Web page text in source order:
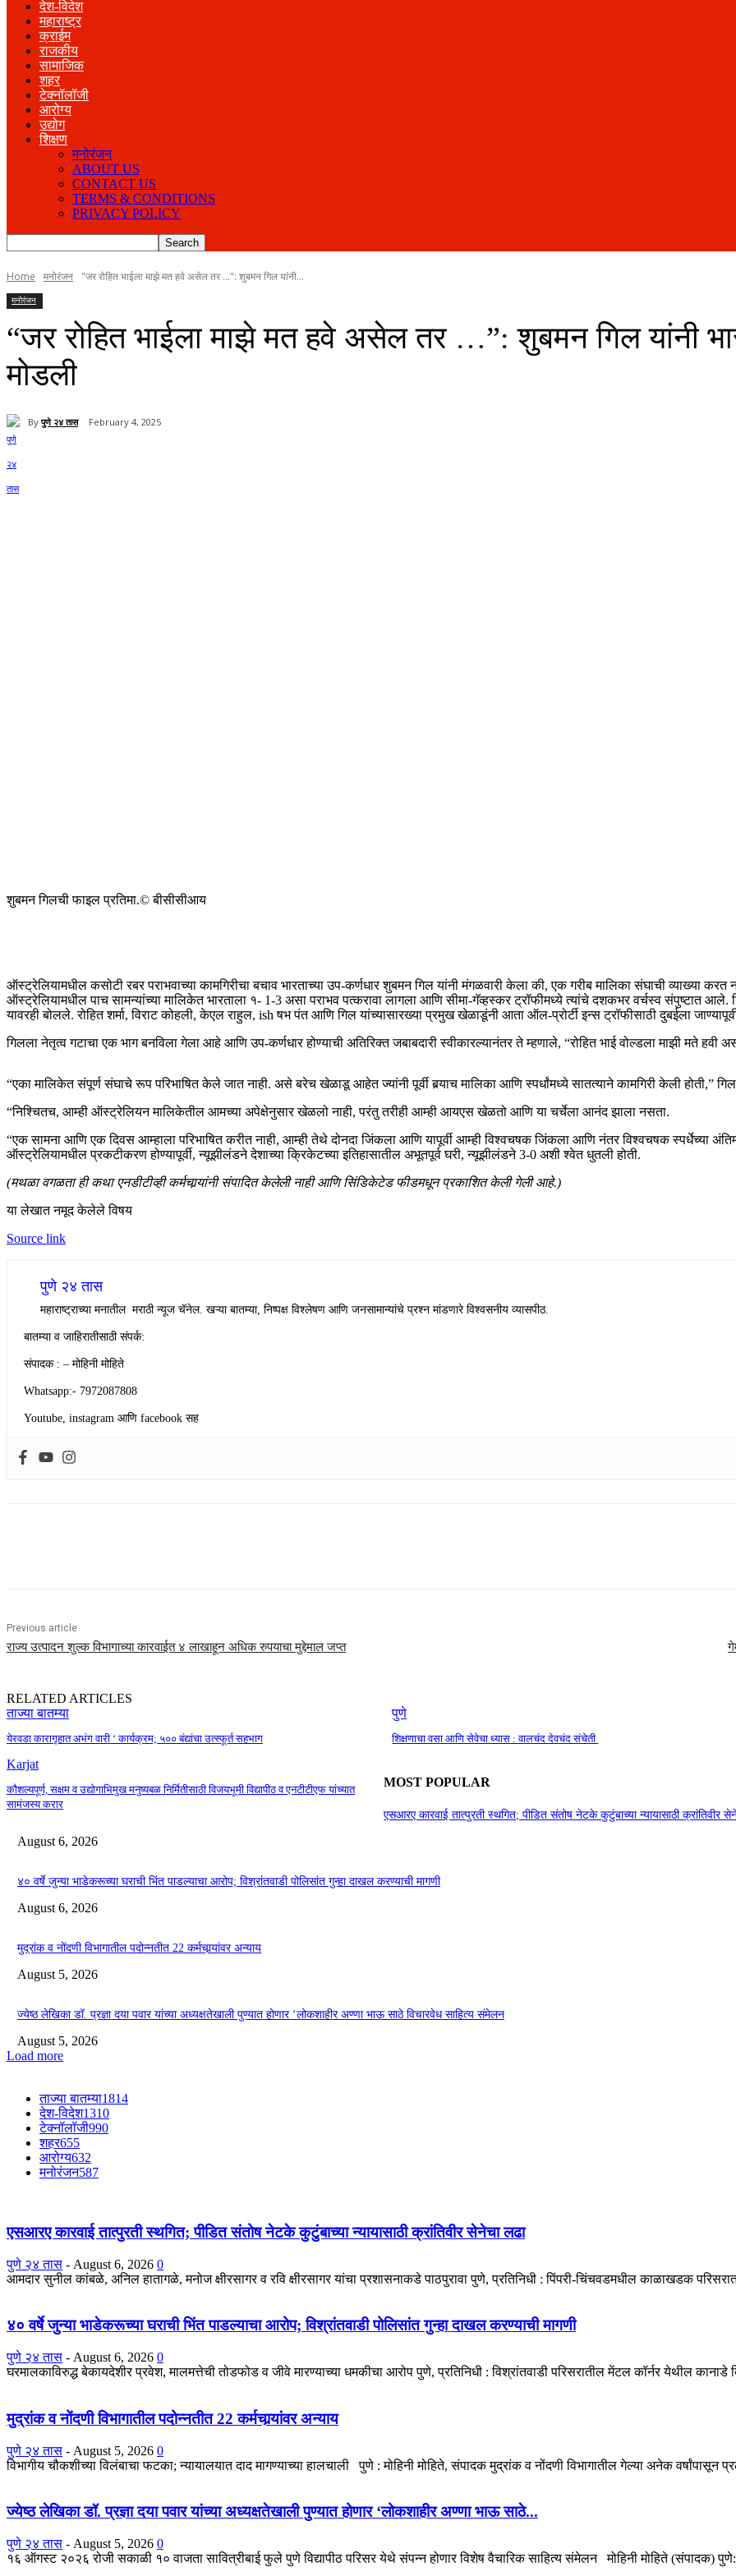
देश-विदेश
महाराष्ट्र
क्राईम
राजकीय
सामाजिक
शहर
टेक्नॉलॉजी
आरोग्य
उद्योग
शिक्षण
मनोरंजन
ABOUT US
CONTACT US
TERMS & CONDITIONS
PRIVACY POLICY
Home मनोरंजन "जर रोहित भाईला माझे मत हवे असेल तर ...": शुबमन गिल यांनी...
मनोरंजन
“जर रोहित भाईला माझे मत हवे असेल तर …”: शुबमन गिल यांनी
मोडली
By पुणे २४ तास February 4, 2025
शुबमन गिलची फाइल प्रतिमा.© बीसीसीआय
ऑस्ट्रेलियामधील कसोटी रबर पराभवाच्या कामगिरीचा बचाव भारताच्या उप-कर्णधार शुबमन गिल यांनी मंगळवारी केला की, एक गरीब मालिका संघाची व्याख्या
ऑस्ट्रेलियामधील पाच सामन्यांच्या मालिकेत भारताला १- 1-3 असा पराभव पत्करावा लागला आणि सीमा-गॅव्हस्कर ट्रॉफीमध्ये त्यांचे दशकभर वर्चस्व संपुष्टात
यावरही बोलले. रोहित शर्मा, विराट कोहली, केएल राहुल, ish षभ पंत आणि गिल यांच्यासारख्या प्रमुख खेळाडूंनी आता ऑल-प्रोर्टी इन्स ट्रॉफीसाठी दुबईला
गिलला नेतृत्व गटाचा एक भाग बनविला गेला आहे आणि उप-कर्णधार होण्याची अतिरिक्त जबाबदारी स्वीकारल्यानंतर ते म्हणाले, “रोहित भाई वोल्डला माझी मते हवी
“एका मालिकेत संपूर्ण संघाचे रूप परिभाषित केले जात नाही. असे बरेच खेळाडू आहेत ज्यांनी पूर्वी बर्‍याच मालिका आणि स्पर्धांमध्ये सातत्याने कामगिरी केली होती,” गिल
“निश्चितच, आम्ही ऑस्ट्रेलियन मालिकेतील आमच्या अपेक्षेनुसार खेळलो नाही, परंतु तरीही आम्ही आयएस खेळतो आणि या चर्चेला आनंद झाला नसता.
“एक सामना आणि एक दिवस आम्हाला परिभाषित करीत नाही, आम्ही तेथे दोनदा जिंकला आणि यापूर्वी आम्ही विश्वचषक जिंकला आणि नंतर विश्वचषक स्पर्धेच्या
ऑस्ट्रेलियामधील प्रकटीकरण होण्यापूर्वी, न्यूझीलंडने देशाच्या क्रिकेटच्या इतिहासातील अभूतपूर्व घरी, न्यूझीलंडने 3-0 अशी श्वेत धुतली होती.
(मथळा वगळता ही कथा एनडीटीव्ही कर्मचार्‍यांनी संपादित केलेली नाही आणि सिंडिकेटेड फीडमधून प्रकाशित केली गेली आहे.)
या लेखात नमूद केलेले विषय
Source link
पुणे २४ तास
महाराष्ट्राच्या मनातील मराठी न्यूज चॅनेल. खऱ्या बातम्या, निष्पक्ष विश्लेषण आणि जनसामान्यांचे प्रश्न मांडणारे विश्वसनीय व्यासपीठ.
बातम्या व जाहिरातीसाठी संपर्क:
संपादक : – मोहिनी मोहिते
Whatsapp:- 7972087808
Youtube, instagram आणि facebook सह
Previous article
राज्य उत्पादन शुल्क विभागाच्या कारवाईत ४ लाखाहून अधिक रुपयाचा मुद्देमाल जप्त
RELATED ARTICLES
ताज्या बातम्या
येरवडा कारागृहात अभंग वारी ‘ कार्यक्रम; ५०० बंद्यांचा उत्स्फूर्त सहभाग
पुणे
शिक्षणाचा वसा आणि सेवेचा ध्यास : वालचंद देवचंद संचेती
Karjat
कौशल्यपूर्ण, सक्षम व उद्योगाभिमुख मनुष्यबळ निर्मितीसाठी विजयभूमी विद्यापीठ व एनटीटीएफ यांच्यात
सामंजस्य करार
MOST POPULAR
एसआरए कारवाई तात्पुरती स्थगित; पीडित संतोष नेटके कुटुंबाच्या न्यायासाठी क्रांतिवीर
August 6, 2026
४० वर्षे जुन्या भाडेकरूच्या घराची भिंत पाडल्याचा आरोप; विश्रांतवाडी पोलिसांत गुन्हा दाखल करण्याची मागणी
August 6, 2026
मुद्रांक व नोंदणी विभागातील पदोन्नतीत 22 कर्मचार्‍यांवर अन्याय
August 5, 2026
ज्येष्ठ लेखिका डॉ. प्रज्ञा दया पवार यांच्या अध्यक्षतेखाली पुण्यात होणार ‘लोकशाहीर अण्णा भाऊ साठे विचारवेध साहित्य संमेलन
August 5, 2026
Load more
ताज्या बातम्या1814
देश-विदेश1310
टेक्नॉलॉजी990
शहर655
आरोग्य632
मनोरंजन587
एसआरए कारवाई तात्पुरती स्थगित; पीडित संतोष नेटके कुटुंबाच्या न्यायासाठी क्रांतिवीर सेनेचा लढा
पुणे २४ तास - August 6, 2026 0
आमदार सुनील कांबळे, अनिल हातागळे, मनोज क्षीरसागर व रवि क्षीरसागर यांचा प्रशासनाकडे पाठपुरावा पुणे, प्रतिनिधी : पिंपरी-चिंचवडमधील काळाखडक
४० वर्षे जुन्या भाडेकरूच्या घराची भिंत पाडल्याचा आरोप; विश्रांतवाडी पोलिसांत गुन्हा दाखल करण्याची मागणी
पुणे २४ तास - August 6, 2026 0
घरमालकाविरुद्ध बेकायदेशीर प्रवेश, मालमत्तेची तोडफोड व जीवे मारण्याच्या धमकीचा आरोप पुणे, प्रतिनिधी : विश्रांतवाडी परिसरातील मेंटल कॉर्नर येथील
मुद्रांक व नोंदणी विभागातील पदोन्नतीत 22 कर्मचार्‍यांवर अन्याय
पुणे २४ तास - August 5, 2026 0
विभागीय चौकशीच्या विलंबाचा फटका; न्यायालयात दाद मागण्याच्या हालचाली पुणे : मोहिनी मोहिते, संपादक मुद्रांक व नोंदणी विभागातील गेल्या अनेक
ज्येष्ठ लेखिका डॉ. प्रज्ञा दया पवार यांच्या अध्यक्षतेखाली पुण्यात होणार ‘लोकशाहीर अण्णा भाऊ साठे...
पुणे २४ तास - August 5, 2026 0
१६ ऑगस्ट २०२६ रोजी सकाळी १० वाजता सावित्रीबाई फुले पुणे विद्यापीठ परिसर येथे संपन्न होणार विशेष वैचारिक साहित्य संमेलन मोहिनी मोहिते (संपादक)